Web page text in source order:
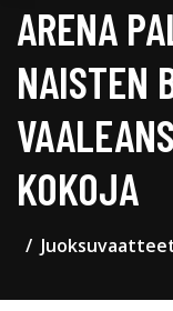
ARENA
NAISTEN
KOKOJA